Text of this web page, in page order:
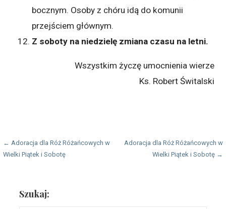
bocznym. Osoby z chóru idą do komunii
przejściem głównym.
Z soboty na niedzielę zmiana czasu na letni.
Wszystkim życzę umocnienia wierze
Ks. Robert Świtalski
Nawigacja
wpisu
← Adoracja dla Róż Różańcowych w
Wielki Piątek i Sobotę
Adoracja dla Róż Różańcowych w
Wielki Piątek i Sobotę →
Szukaj: